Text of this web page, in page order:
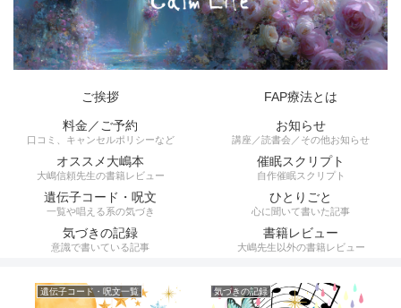
ご挨拶
FAP療法とは
料金／ご予約
口コミ、キャンセルポリシーなど
お知らせ
講座／読書会／その他お知らせ
オススメ大嶋本
大嶋信頼先生の書籍レビュー
催眠スクリプト
自作催眠スクリプト
遺伝子コード・呪文
一覧や唱える系の気づき
ひとりごと
心に聞いて書いた記事
気づきの記録
意識で書いている記事
書籍レビュー
大嶋先生以外の書籍レビュー
遺伝子コード・呪文一覧 気づきの記録